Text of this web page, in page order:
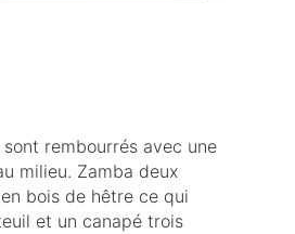
rembourrés avec une
milieu. Zamba deux
bois de hêtre ce qui
et un canapé trois